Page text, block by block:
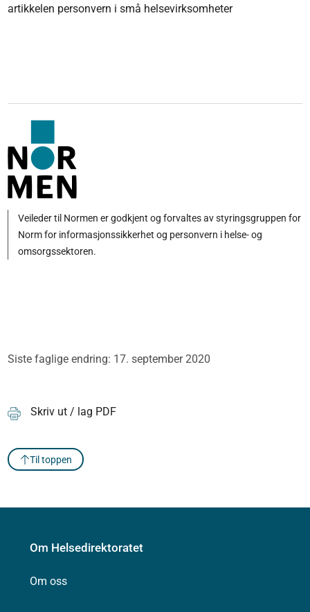
artikkelen personvern i små helsevirksomheter
Veileder til Normen er godkjent og forvaltes av styringsgruppen for
Norm for informasjonssikkerhet og personvern i helse- og
omsorgssektoren.
Siste faglige endring: 17. september 2020
Skriv ut / lag PDF
Til toppen
Om Helsedirektoratet
Om oss